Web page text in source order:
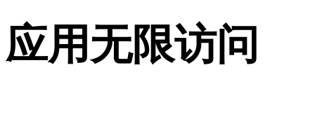
应用无限访问